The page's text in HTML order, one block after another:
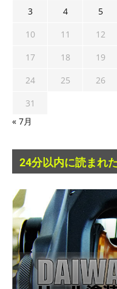
3
4 5
10
11 12
17
18 19
24
25 26
31
« 7月
24分以内に読まれ